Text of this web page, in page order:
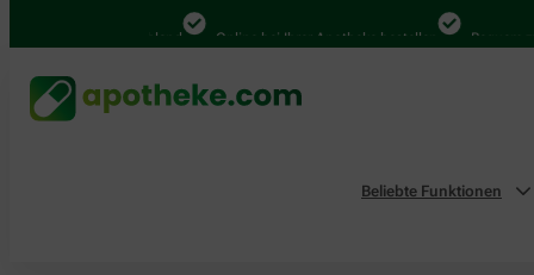
4.000 Mal in Deutschland Online bei Ihrer Apotheke bestellen Bequem
Beliebte Funktionen